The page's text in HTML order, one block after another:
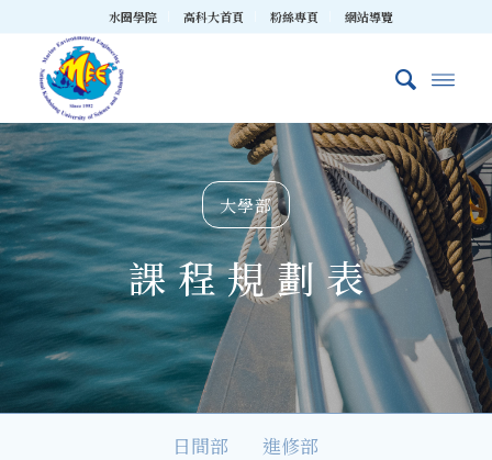
水圈學院 高科大首頁 粉絲專頁 網站導覽
大學部
課 程 規 劃 表
日間部 進修部